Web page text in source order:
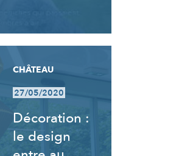
CHÂTEAU
27/05/2020
Décoration :
le design